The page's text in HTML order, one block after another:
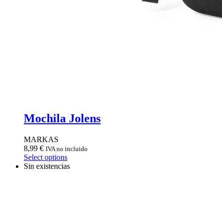
Mochila Jolens
MARKAS
8,99 € IVA no incluido
Select options
Sin existencias